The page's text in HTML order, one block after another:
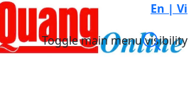
En | Vi
Toggle main menu visibility